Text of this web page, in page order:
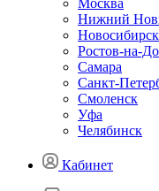
Москва
Нижний
Новосибирск
Ростов-на-
Самара
Санкт-
Смоленск
Уфа
Челябинск
Кабинет